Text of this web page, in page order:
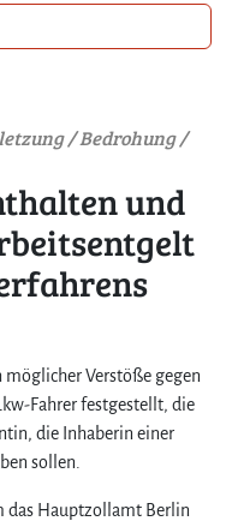
/ Bedrohung /
und
Verstöße gegen
Fahrer festgestellt, die
die Inhaberin einer
sollen.
das Hauptzollamt Berlin